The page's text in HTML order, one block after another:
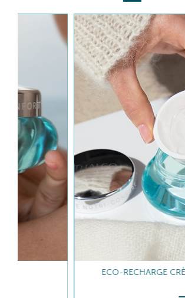
ECO-RECHARGE CRÈME NUTRI-